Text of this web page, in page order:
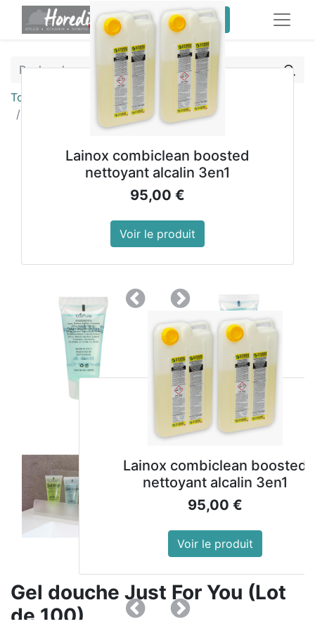
service client pro
Tous les produits
Salle de bain
Gel douche Just For You (Lot de 100)
Gel douche Just For You (Lot
de 100)
Lainox combiclean boosted
nettoyant alcalin 3en1
95,00 €
Voir le produit
PrécedentSuivant
Lainox combiclean boosted
nettoyant alcalin 3en1
95,00€
Voir le produit
PrécedentSuivant